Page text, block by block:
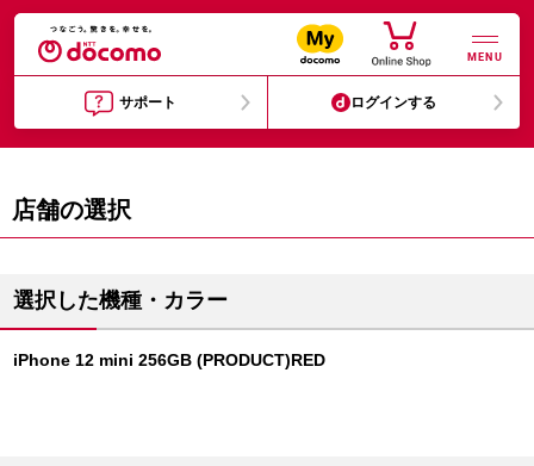
MENU
サポート ログインする
店舗の選択
選択した機種・カラー
iPhone 12 mini 256GB (PRODUCT)RED